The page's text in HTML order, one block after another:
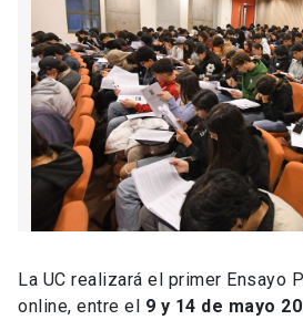
La UC realizará el primer Ensayo
online, entre el 9 y 14 de mayo